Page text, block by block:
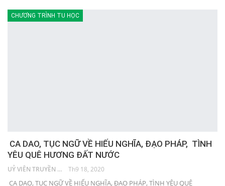
CHƯƠNG TRÌNH TU HỌC
CA DAO, TỤC NGỮ VỀ HIẾU NGHĨA, ĐẠO PHÁP, TÌNH
YÊU QUÊ HƯƠNG ĐẤT NƯỚC
UỶ VIÊN TRUYỀN THÔNG Th9 18, 2020
CA DAO, TỤC NGỮ VỀ HIẾU NGHĨA, ĐẠO PHÁP, TÌNH YÊU QUÊ